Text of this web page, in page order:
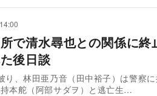
で清水尋也との関係に終
後日談
り、林田亜乃音（田中裕子）は警察
本舵（阿部サダヲ）と逃亡生…